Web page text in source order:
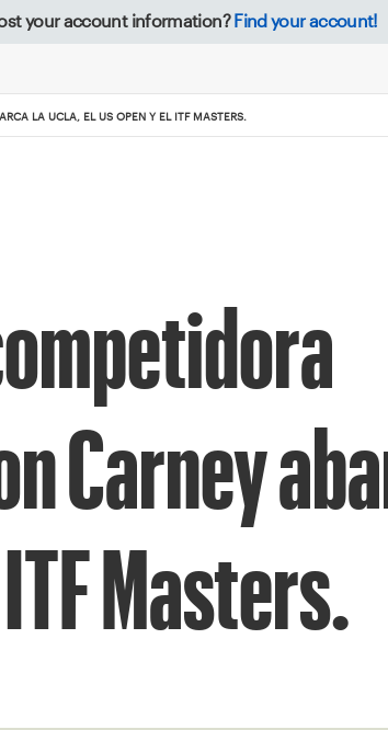
your account information? Find your account!
LA UCLA, EL US OPEN Y EL ITF MASTERS.
Carney
ITF Masters.